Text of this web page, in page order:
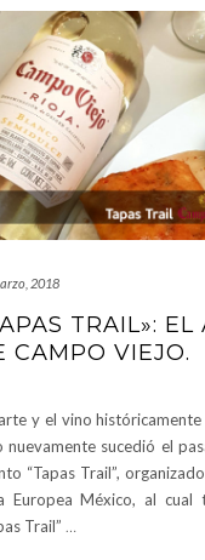
2018
TRAIL»:
CAMPO VIEJO.
y el vino
nuevamente sucedió el
“Tapas Trail”,
Europea México, al cual
Trail” …